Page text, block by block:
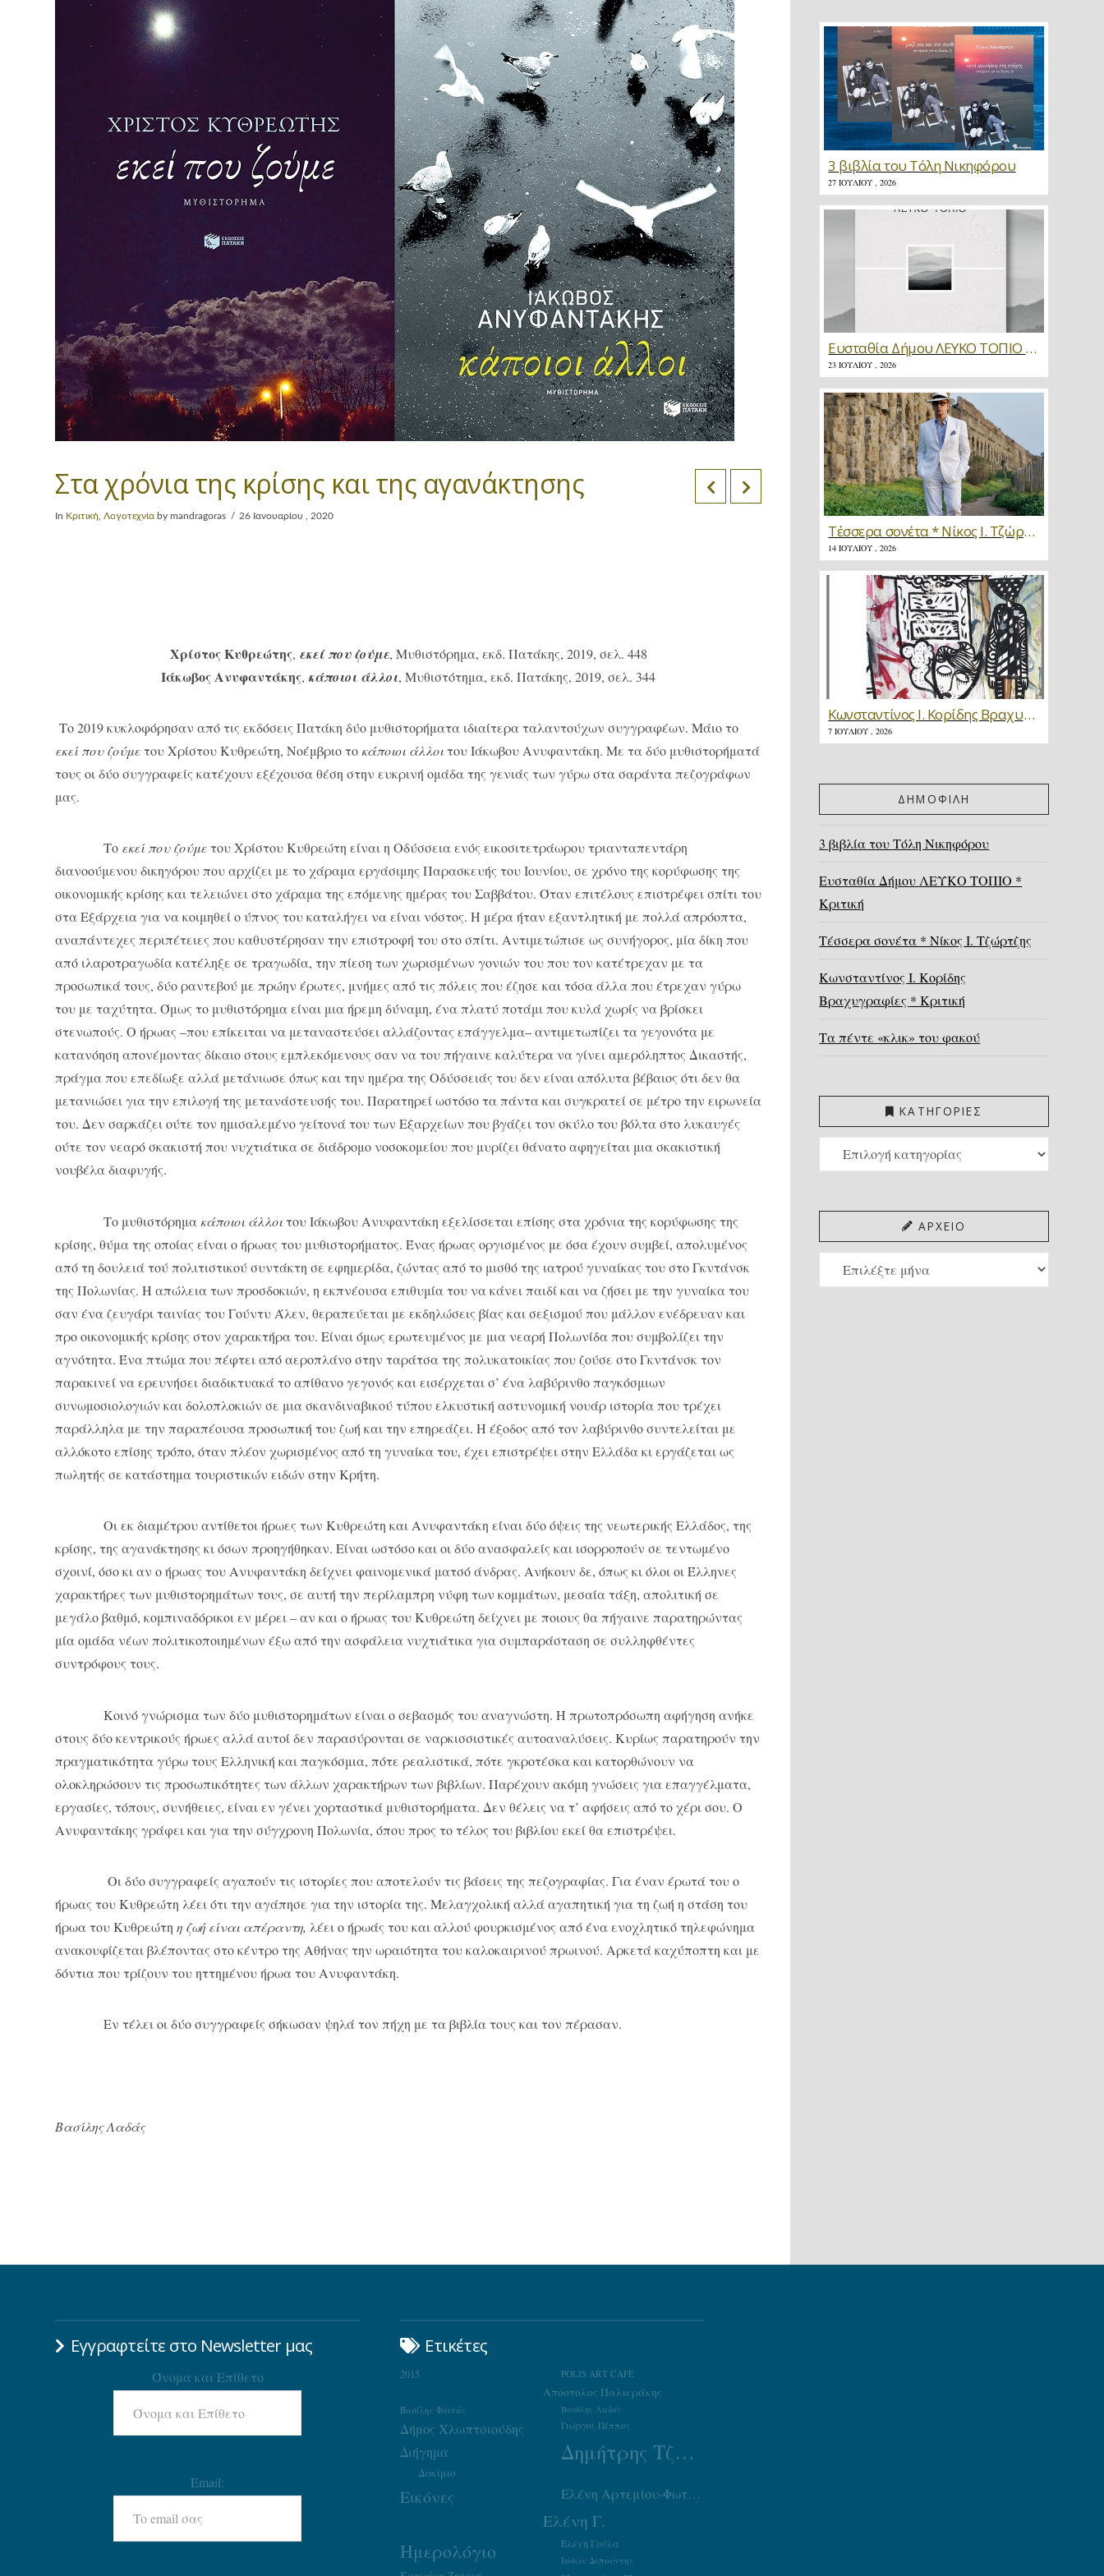
Στα χρόνια της κρίσης και της αγανάκτησης
In Κριτική ,Λογοτεχνία by mandragoras 26 Ιανουαρίου , 2020
Χρίστος Κυθρεώτης, εκεί που ζούμε, Μυθιστόρημα, εκδ. Πατάκης, 2019, σελ. 448
Ιάκωβος Ανυφαντάκης, κάποιοι άλλοι, Μυθιστότημα, εκδ. Πατάκης, 2019, σελ. 344
Το 2019 κυκλοφόρησαν από τις εκδόσεις Πατάκη δύο μυθιστορήματα ιδιαίτερα ταλαντούχων συγγραφέων. Μάιο το
εκεί που ζούμετου Χρίστου Κυθρεώτη, Νοέμβριο το κάποιοι άλλοιτου Ιάκωβου Ανυφαντάκη. Με τα δύο μυθιστορήματά
τους οι δύο συγγραφείς κατέχουν εξέχουσα θέση στην ευκρινή ομάδα της γενιάς των γύρω στα σαράντα πεζογράφων
μας.
Το εκεί που ζούμετου Χρίστου Κυθρεώτη είναι η Οδύσσεια ενός εικοσιτετράωρου τριανταπεντάρη
διανοούμενου δικηγόρου που αρχίζει με το χάραμα εργάσιμης Παρασκευής του Ιουνίου, σε χρόνο της κορύφωσης της
οικονομικής κρίσης και τελειώνει στο χάραμα της επόμενης ημέρας του Σαββάτου. Όταν επιτέλους επιστρέφει σπίτι του
στα Εξάρχεια για να κοιμηθεί ο ύπνος του καταλήγει να είναι νόστος. Η μέρα ήταν εξαντλητική με πολλά απρόοπτα,
αναπάντεχες περιπέτειες που καθυστέρησαν την επιστροφή του στο σπίτι. Αντιμετώπισε ως συνήγορος, μία δίκη που
από ιλαροτραγωδία κατέληξε σε τραγωδία, την πίεση των χωρισμένων γονιών του που τον κατέτρεχαν με τα
προσωπικά τους, δύο ραντεβού με πρώην έρωτες, μνήμες από τις πόλεις που έζησε και τόσα άλλα που έτρεχαν γύρω
του με ταχύτητα. Όμως το μυθιστόρημα είναι μια ήρεμη δύναμη, ένα πλατύ ποτάμι που κυλά χωρίς να βρίσκει
στενωπούς. Ο ήρωας –που επίκειται να μεταναστεύσει αλλάζοντας επάγγελμα– αντιμετωπίζει τα γεγονότα με
κατανόηση απονέμοντας δίκαιο στους εμπλεκόμενους σαν να του πήγαινε καλύτερα να γίνει αμερόληπτος Δικαστής,
πράγμα που επεδίωξε αλλά μετάνιωσε όπως και την ημέρα της Οδύσσειάς του δεν είναι απόλυτα βέβαιος ότι δεν θα
μετανιώσει για την επιλογή της μετανάστευσής του. Παρατηρεί ωστόσο τα πάντα και συγκρατεί σε μέτρο την ειρωνεία
του. Δεν σαρκάζει ούτε τον ημισαλεμένο γείτονά του των Εξαρχείων που βγάζει τον σκύλο του βόλτα στο λυκαυγές
ούτε τον νεαρό σκακιστή που νυχτιάτικα σε διάδρομο νοσοκομείου που μυρίζει θάνατο αφηγείται μια σκακιστική
νουβέλα διαφυγής.
Το μυθιστόρημα κάποιοι άλλοιτου Ιάκωβου Ανυφαντάκη εξελίσσεται επίσης στα χρόνια της κορύφωσης της
κρίσης, θύμα της οποίας είναι ο ήρωας του μυθιστορήματος. Ένας ήρωας οργισμένος με όσα έχουν συμβεί, απολυμένος
από τη δουλειά τού πολιτιστικού συντάκτη σε εφημερίδα, ζώντας από το μισθό της ιατρού γυναίκας του στο Γκντάνσκ
της Πολωνίας. Η απώλεια των προσδοκιών, η εκπνέουσα επιθυμία του να κάνει παιδί και να ζήσει με την γυναίκα του
σαν ένα ζευγάρι ταινίας του Γούντυ Άλεν, θεραπεύεται με εκδηλώσεις βίας και σεξισμού που μάλλον ενέδρευαν και
προ οικονομικής κρίσης στον χαρακτήρα του. Είναι όμως ερωτευμένος με μια νεαρή Πολωνίδα που συμβολίζει την
αγνότητα. Ένα πτώμα που πέφτει από αεροπλάνο στην ταράτσα της πολυκατοικίας που ζούσε στο Γκντάνσκ τον
παρακινεί να ερευνήσει διαδικτυακά το απίθανο γεγονός και εισέρχεται σ’ ένα λαβύρινθο παγκόσμιων
συνωμοσιολογιών και δολοπλοκιών σε μια σκανδιναβικού τύπου ελκυστική αστυνομική νουάρ ιστορία που τρέχει
παράλληλα με την παραπέουσα προσωπική του ζωή και την επηρεάζει. Η έξοδος από τον λαβύρινθο συντελείται με
αλλόκοτο επίσης τρόπο, όταν πλέον χωρισμένος από τη γυναίκα του, έχει επιστρέψει στην Ελλάδα κι εργάζεται ως
πωλητής σε κατάστημα τουριστικών ειδών στην Κρήτη.
Οι εκ διαμέτρου αντίθετοι ήρωες των Κυθρεώτη και Ανυφαντάκη είναι δύο όψεις της νεωτερικής Ελλάδος, της
κρίσης, της αγανάκτησης κι όσων προηγήθηκαν. Είναι ωστόσο και οι δύο ανασφαλείς και ισορροπούν σε τεντωμένο
σχοινί, όσο κι αν ο ήρωας του Ανυφαντάκη δείχνει φαινομενικά ματσό άνδρας. Ανήκουν δε, όπως κι όλοι οι Έλληνες
χαρακτήρες των μυθιστορημάτων τους, σε αυτή την περίλαμπρη νύφη των κομμάτων, μεσαία τάξη, απολιτική σε
μεγάλο βαθμό, κομπιναδόρικοι εν μέρει – αν και ο ήρωας του Κυθρεώτη δείχνει με ποιους θα πήγαινε παρατηρώντας
μία ομάδα νέων πολιτικοποιημένων έξω από την ασφάλεια νυχτιάτικα για συμπαράσταση σε συλληφθέντες
συντρόφους τους.
Κοινό γνώρισμα των δύο μυθιστορημάτων είναι ο σεβασμός του αναγνώστη. Η πρωτοπρόσωπη αφήγηση ανήκε
στους δύο κεντρικούς ήρωες αλλά αυτοί δεν παρασύρονται σε ναρκισσιστικές αυτοαναλύσεις. Κυρίως παρατηρούν την
πραγματικότητα γύρω τους Ελληνική και παγκόσμια, πότε ρεαλιστικά, πότε γκροτέσκα και κατορθώνουν να
ολοκληρώσουν τις προσωπικότητες των άλλων χαρακτήρων των βιβλίων. Παρέχουν ακόμη γνώσεις για επαγγέλματα,
εργασίες, τόπους, συνήθειες, είναι εν γένει χορταστικά μυθιστορήματα. Δεν θέλεις να τ’ αφήσεις από το χέρι σου. Ο
Ανυφαντάκης γράφει και για την σύγχρονη Πολωνία, όπου προς το τέλος του βιβλίου εκεί θα επιστρέψει.
Οι δύο συγγραφείς αγαπούν τις ιστορίες που αποτελούν τις βάσεις της πεζογραφίας. Για έναν έρωτά του ο
ήρωας του Κυθρεώτη λέει ότι την αγάπησε για την ιστορία της. Μελαγχολική αλλά αγαπητική για τη ζωή η στάση του
ήρωα του Κυθρεώτηη ζωή είναι απέραντη, λέει ο ήρωάς του και αλλού φουρκισμένος από ένα ενοχλητικό τηλεφώνημα
ανακουφίζεται βλέποντας στο κέντρο της Αθήνας την ωραιότητα του καλοκαιρινού πρωινού. Αρκετά καχύποπτη και με
δόντια που τρίζουν του ηττημένου ήρωα του Ανυφαντάκη.
Εν τέλει οι δύο συγγραφείς σήκωσαν ψηλά τον πήχη με τα βιβλία τους και τον πέρασαν.
Βασίλης Λαδάς
3 βιβλία του Τόλη Νικηφόρου
27 ΙΟΥΛΊΟΥ , 2026
Ευσταθία Δήμου ΛΕΥΚΟ ΤΟΠΙΟ * Κριτική
23 ΙΟΥΛΊΟΥ , 2026
Τέσσερα σονέτα * Νίκος Ι. Τζώρτζης
14 ΙΟΥΛΊΟΥ , 2026
Κωνσταντίνος Ι. Κορίδης Βραχυγραφίες * Κριτική
7 ΙΟΥΛΊΟΥ , 2026
ΔΗΜΟΦΙΛΗ
3 βιβλία του Τόλη Νικηφόρου
Ευσταθία Δήμου ΛΕΥΚΟ ΤΟΠΙΟ *
Κριτική
Τέσσερα σονέτα * Νίκος Ι. Τζώρτζης
Κωνσταντίνος Ι. Κορίδης
Βραχυγραφίες * Κριτική
Τα πέντε «κλικ» του φακού
ΚΑΤΗΓΟΡΙΕΣ
ΚΑΤΗΓΟΡΙΕΣ
ΑΡΧΕΙΟ
ΑΡΧΕΙΟ
Εγγραφτείτε στο Newsletter μας
Όνομα και Επίθετο
Email:
Ετικέτες
2015 POLIS ART CAFE
Απόστολος Παλιεράκης
Βασίλης Λαδάς
Βασίλης Φαϊτάς
Γιώργος Πέππας
Δήμος Χλωπτσιούδης
Δημήτρης Τζουμάκας
Διήγημα
Δοκίμιο
Εικόνες Ελένη Αρτεμίου-Φωτιάδου
Ελένη Γ.
Ελένη Γούλα
Ημερολόγιο Ιάσων Δεπούντης